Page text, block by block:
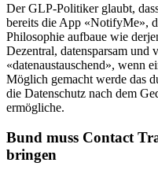
Der GLP-Politiker glaubt,
bereits die App «NotifyMe»,
Philosophie aufbaue wie
Dezentral, datensparsam und
«datenaustauschend», wenn
Möglich gemacht werde das
die Datenschutz nach dem
ermögliche.
Bund muss Contact
bringen